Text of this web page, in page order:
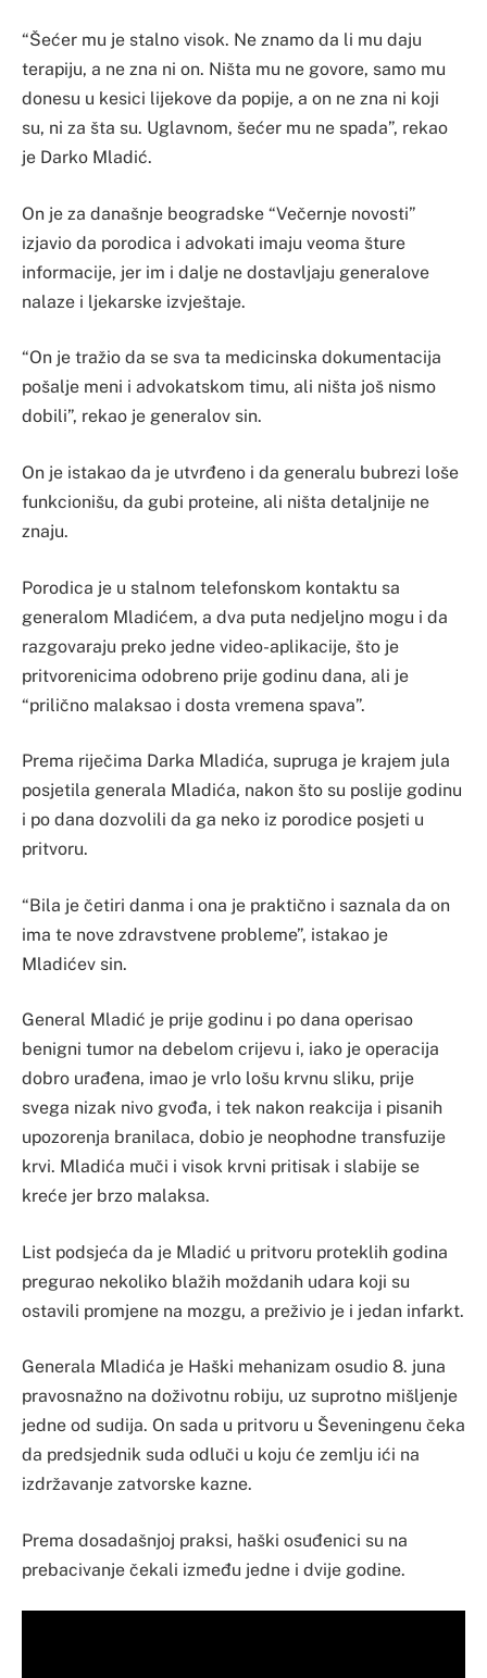
“Šećer mu je stalno visok. Ne znamo da li mu daju
terapiju, a ne zna ni on. Ništa mu ne govore, samo mu
donesu u kesici lijekove da popije, a on ne zna ni koji
su, ni za šta su. Uglavnom, šećer mu ne spada”, rekao
je Darko Mladić.
On je za današnje beogradske “Večernje novosti”
izjavio da porodica i advokati imaju veoma šture
informacije, jer im i dalje ne dostavljaju generalove
nalaze i ljekarske izvještaje.
“On je tražio da se sva ta medicinska dokumentacija
pošalje meni i advokatskom timu, ali ništa još nismo
dobili”, rekao je generalov sin.
On je istakao da je utvrđeno i da generalu bubrezi loše
funkcionišu, da gubi proteine, ali ništa detaljnije ne
znaju.
Porodica je u stalnom telefonskom kontaktu sa
generalom Mladićem, a dva puta nedjeljno mogu i da
razgovaraju preko jedne video-aplikacije, što je
pritvorenicima odobreno prije godinu dana, ali je
“prilično malaksao i dosta vremena spava”.
Prema riječima Darka Mladića, supruga je krajem jula
posjetila generala Mladića, nakon što su poslije godinu
i po dana dozvolili da ga neko iz porodice posjeti u
pritvoru.
“Bila je četiri danma i ona je praktično i saznala da on
ima te nove zdravstvene probleme”, istakao je
Mladićev sin.
General Mladić je prije godinu i po dana operisao
benigni tumor na debelom crijevu i, iako je operacija
dobro urađena, imao je vrlo lošu krvnu sliku, prije
svega nizak nivo gvođa, i tek nakon reakcija i pisanih
upozorenja branilaca, dobio je neophodne transfuzije
krvi. Mladića muči i visok krvni pritisak i slabije se
kreće jer brzo malaksa.
List podsjeća da je Mladić u pritvoru proteklih godina
pregurao nekoliko blažih moždanih udara koji su
ostavili promjene na mozgu, a preživio je i jedan infarkt.
Generala Mladića je Haški mehanizam osudio 8. juna
pravosnažno na doživotnu robiju, uz suprotno mišljenje
jedne od sudija. On sada u pritvoru u Ševeningenu čeka
da predsjednik suda odluči u koju će zemlju ići na
izdržavanje zatvorske kazne.
Prema dosadašnjoj praksi, haški osuđenici su na
prebacivanje čekali između jedne i dvije godine.